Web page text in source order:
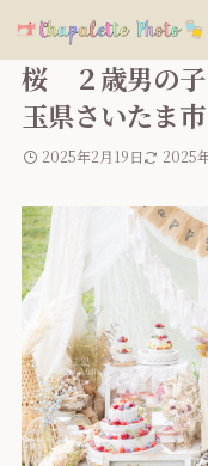
桜 ２歳男の子
玉県さいたま市
2025年2月19日 2025